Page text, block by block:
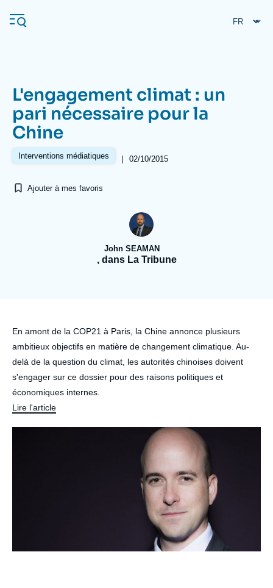
au
contenu
Navigation
principale
L'Ifri
À propos de l'Ifri
Proche-Orient
L'engagement climat : un
pari nécessaire pour la
Chine
Interventions médiatiques | 02/10/2015
Ajouter à mes favoris
John SEAMAN
, dans La Tribune
Accroche
En amont de la COP21 à Paris, la Chine annonce plusieurs
ambitieux objectifs en matière de changement climatique. Au-
delà de la question du climat, les autorités chinoises doivent
s'engager sur ce dossier pour des raisons politiques et
économiques internes.
Lire l'article